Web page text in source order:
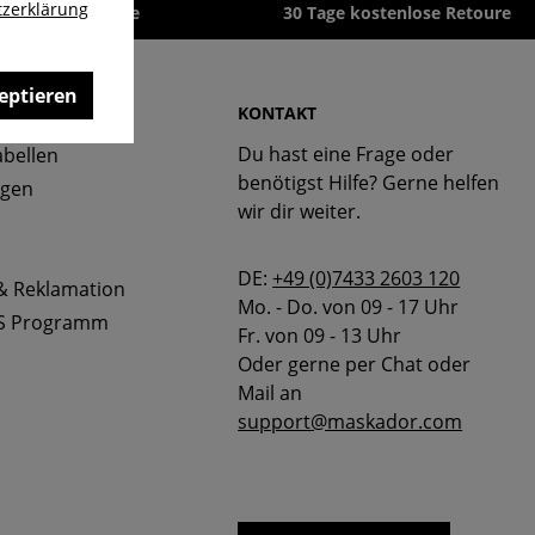
1-3 Werktage 30 Tage kostenlose Retoure
FAQ
Reklamation
Programm
KONTAKT
Du hast eine Frage oder
benötigst Hilfe? Gerne helfen
wir dir weiter.
DE:+49 (0)7433 2603 120
Mo. - Do. von 09 - 17 Uhr
Fr. von 09 - 13 Uhr
Oder gerne per Chat oder
Mail an
support@maskador.com